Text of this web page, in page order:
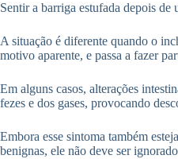
Sentir a barriga estufada depois de
A situação é diferente quando o
motivo aparente, e passa a fazer
Em alguns casos, alterações
fezes e dos gases, provocando
Embora esse sintoma também
benignas, ele não deve ser